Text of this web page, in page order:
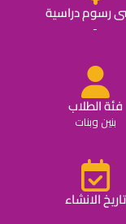
رسوم دراسية
-
فئة الطلاب
بنين وبنات
تاريخ الانشاء